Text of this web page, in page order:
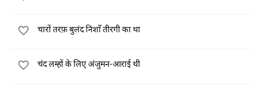
चारों तरफ़ बुलंद निशाँ तीरगी का था
चंद लम्हों के लिए अंजुमन-आराई थी